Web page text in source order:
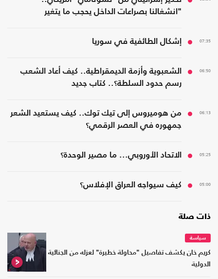
"انشغالنا بصراعات الداخل يحجب ما يتغير
07:35 إشكال الطائفية في سوريا
06:50
الشعبوية وأزمة الديمقراطية.. كيف أعاد الشعب
رسم حدود السلطة؟.. كتاب جديد
06:13
من هوميروس إلى تيك توك.. كيف يستعيد الشعر
جمهوره في العصر الرقمي؟
05:25 الاتحاد الأوروبي... ما مصير الوحدة؟
05:00 كيف سيواجه العراق الإفلاس؟
ذات صلة
سياسة
كريم خان يكشف تفاصيل "محاولة خطيرة" لعزله من الجنائية
الدولية